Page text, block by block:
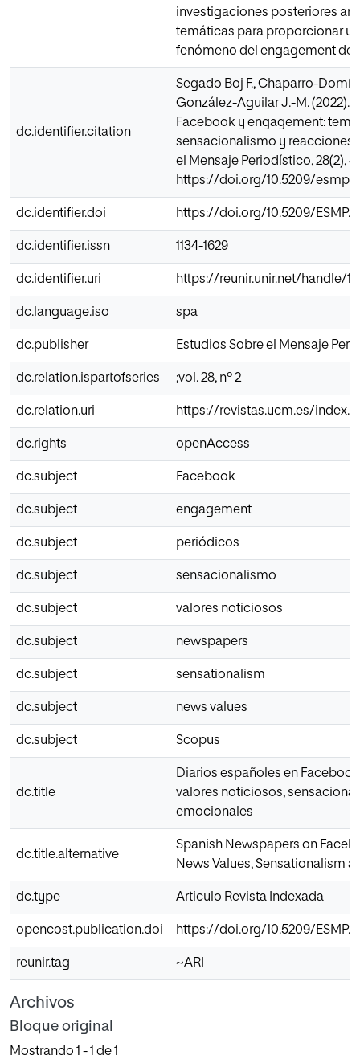
investigaciones posteriores
temáticas para proporcionar
fenómeno del engagement de
dc.identifier.citation
Segado Boj F., Chaparro-
González-Aguilar J.-M. (2022).
Facebook y engagement:
sensacionalismo y reacciones
el Mensaje Periodístico, 28(2),
https://doi.org/10.5209/
dc.identifier.doi https://doi.org/10.5209/
dc.identifier.issn 1134-1629
dc.identifier.uri https://reunir.unir.net/handle/
dc.language.iso spa
dc.publisher Estudios Sobre el Mensaje
dc.relation.ispartofseries ;vol. 28, nº 2
dc.relation.uri https://revistas.ucm.es/
dc.rights openAccess
dc.subject Facebook
dc.subject engagement
dc.subject periódicos
dc.subject sensacionalismo
dc.subject valores noticiosos
dc.subject newspapers
dc.subject sensationalism
dc.subject news values
dc.subject Scopus
dc.title
Diarios españoles en
valores noticiosos,
emocionales
dc.title.alternative
Spanish Newspapers on
News Values, Sensationalism
dc.type Articulo Revista Indexada
opencost.publication.doi https://doi.org/10.5209/
reunir.tag ~ARI
Archivos
Bloque original
Mostrando 1 - 1 de 1